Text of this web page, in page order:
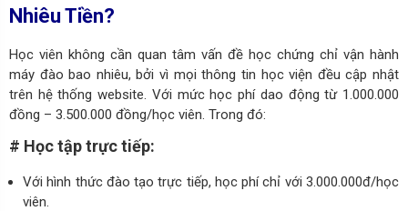
Nhiêu Tiền?
Học viên không cần quan tâm vấn đề học chứng chỉ vận hành
máy đào bao nhiêu, bởi vì mọi thông tin học viện đều cập nhật
trên hệ thống website. Với mức học phí dao động từ 1.000.000
đồng – 3.500.000 đồng/học viên. Trong đó:
# Học tập trực tiếp:
Với hình thức đào tạo trực tiếp, học phí chỉ với 3.000.000đ/học
viên.